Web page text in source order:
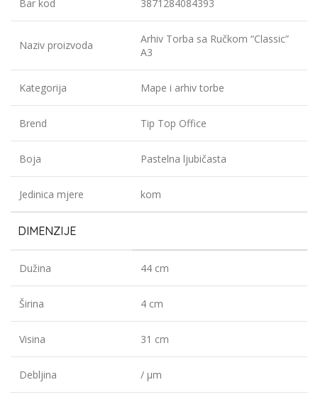
Bar kod 3871284084393
Naziv proizvoda
Arhiv Torba sa Ručkom “Classic”
A3
Kategorija Mape i arhiv torbe
Brend Tip Top Office
Boja Pastelna ljubičasta
Jedinica mjere kom
DIMENZIJE
Dužina 44 cm
Širina 4 cm
Visina 31 cm
Debljina / µm